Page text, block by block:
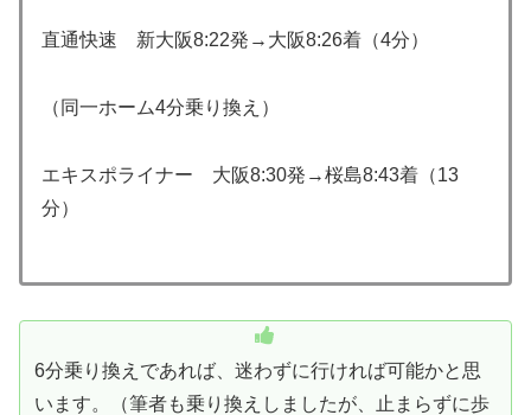
直通快速 新大阪8:22発→大阪8:26着（4分）
（同一ホーム4分乗り換え）
エキスポライナー 大阪8:30発→桜島8:43着（13
分）
6分乗り換えであれば、迷わずに行ければ可能かと思
います。（筆者も乗り換えしましたが、止まらずに歩